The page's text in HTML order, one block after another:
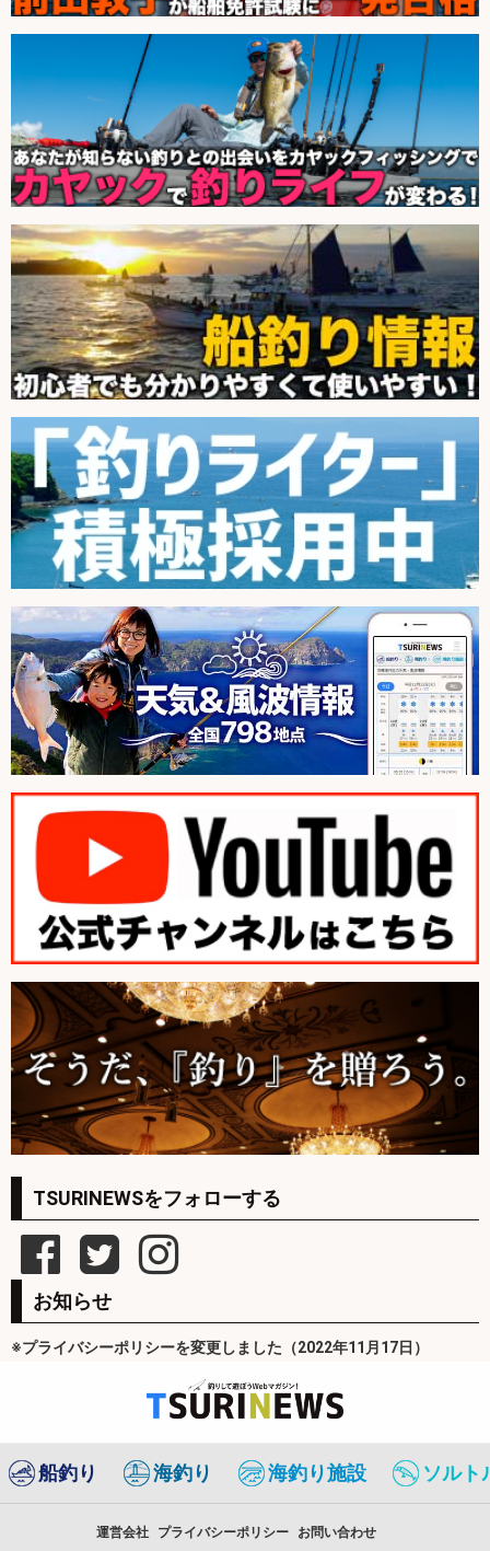
TSURINEWSをフォローする
お知らせ
※プライバシーポリシーを変更しました（2022年11月17日）
船釣り 海釣り 海釣り施設 ソルト
運営会社 プライバシーポリシー お問い合わせ